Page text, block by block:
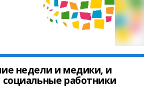
недели и медики, и
работники